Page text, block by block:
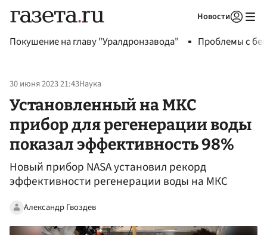
Новости
Покушение на главу "Уралдронзавода" Проблемы с
30 июня 2023 21:43Наука
Установленный на МКС
прибор для регенерации воды
показал эффективность 98%
Новый прибор NASA установил рекорд
эффективности регенерации воды на МКС
Александр Гвоздев